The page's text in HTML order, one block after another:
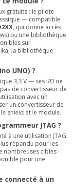
gratuits : le pilote
— compatible
, qui donne accès
ou une bibliothèque
sur
la bibliothèque
UNO) ?
3,3 V — ses I/O ne
de convertisseur de
avec un
un convertisseur de
le shield et le module.
JTAG ?
à une utilisation JTAG
répandu pour les
nombreuses cibles
pour une
connecté à un